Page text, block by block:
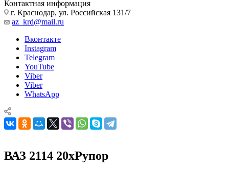
Контактная информация
г. Краснодар, ул. Российская 131/7
az_krd@mail.ru
Вконтакте
Instagram
Telegram
YouTube
Viber
Viber
WhatsApp
ВАЗ 2114 20xРупор